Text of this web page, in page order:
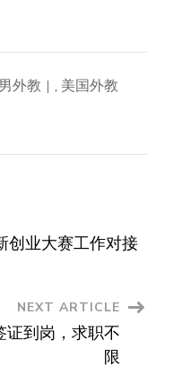
男外教 , 美国外教
创业大赛工作对接
NEXT ARTICLE
证到岗，求职不
限